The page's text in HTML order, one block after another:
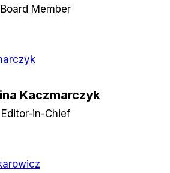
Board Member
Kaczmarczyk
Editor-in-Chief